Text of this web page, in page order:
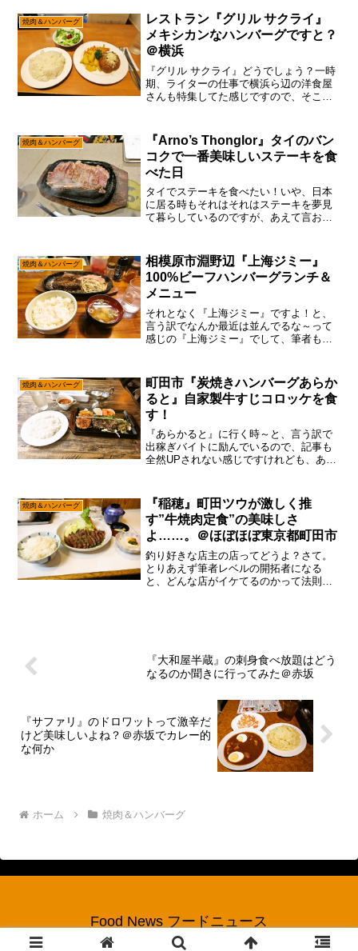
抵はこの2軒はワンセットだぞ～って。と
は言え、今はこの『カフ...
焼肉＆ハンバーグ
レストラン『グリル サクライ』
メキシカンなハンバーグですと？
＠横浜
『グリル サクライ』どうでしょう？一時
期、ライターの仕事で横浜ら辺の洋食屋
さんも特集してた感じですので、そこそ
った事があるじゃない？ん～……すると5
年前とかって感じかな...
焼肉＆ハンバーグ
『Arno’s Thonglor』タイのバン
コクで一番美味しいステーキを食
べた日
タイでステーキを食べたい！いや、日本
に居る時もそれはそれはステーキを夢見
て暮らしているのですが、あえて言お
家にナイスな極厚鉄板もあるので、肉だ
け買って来て自分で焼いても良...
焼肉＆ハンバーグ
相模原市淵野辺『上海ジミー』
100%ビーフハンバーグランチ＆
メニュー
それとなく『上海ジミー』ですよ！と、
言う訳でなんか最近は並んでるな～って
感じの『上海ジミー』でして、筆者もそ
いるのですが、思えばハンバーグは御無
沙汰な気がするので！まあ...
焼肉＆ハンバーグ
町田市『炭焼きハンバーグあらか
ると』自家製牛すじコロッケを食
す！
『あらかると』に行く時～と、言う訳で
出稼ぎバイトに励んでいるので、記事も
全然UPされない感じですけれども、あえ
町田の新規オープンな店とかも手つかず
な感じになるので、やは...
焼肉＆ハンバーグ
『稲穂』町田ツウが激しく推
す”牛焼肉定食”の美味しさ
よ……。＠ほぼほぼ東京都町田市
釣り好きな店主の店ってどうよ？さて。
とりあえず筆者レベルの開拓者になる
と、どんな店がイケてるのかって法則を
『大和屋半蔵』の刺身食べ放題はどう
なるのか聞きに行ってみた＠赤坂
『サファリ』のドロワットって激辛だ
けど美味しいよね？＠赤坂でカレー的
な何か
ホーム 焼肉＆ハンバーグ
Food News フードニュース
© 2017 Food News フードニュース.